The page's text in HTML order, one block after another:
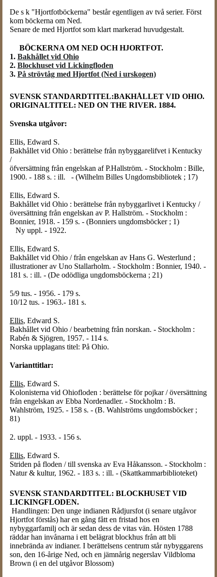
De s k "Hjortfotböckerna" består egentligen av två serier. Först
kom böckerna om Ned.
Senare de med Hjortfot som klart markerad huvudgestalt.
BÖCKERNA OM NED OCH HJORTFOT.
1. Bakhållet vid Ohio
2. Blockhuset vid Lickingfloden
3. På strövtåg med Hjortfot (Ned i urskogen)
SVENSK STANDARDTITEL:BAKHÅLLET VID OHIO.
ORIGINALTITEL: NED ON THE RIVER. 1884.
Svenska utgåvor:
Ellis, Edward S.
Bakhållet vid Ohio : berättelse från nybyggarelifvet i Kentucky
/
öfversättning från engelskan af P.Hallström. - Stockholm : Bille,
1900. - 188 s. : ill. - (Wilhelm Billes Ungdomsbibliotek ; 17)
Ellis, Edward S.
Bakhållet vid Ohio : berättelse från nybyggarlivet i Kentucky /
översättning från engelskan av P. Hallström. - Stockholm :
Bonnier, 1918. - 159 s. - (Bonniers ungdomsböcker ; 1)
Ny uppl. - 1922.
Ellis, Edward S.
Bakhållet vid Ohio / från engelskan av Hans G. Westerlund ;
illustrationer av Uno Stallarholm. - Stockholm : Bonnier, 1940. -
181 s. : ill. - (De odödliga ungdomsböckerna ; 21)
5/9 tus. - 1956. - 179 s.
10/12 tus. - 1963.- 181 s.
Ellis, Edward S.
Bakhållet vid Ohio / bearbetning från norskan. - Stockholm :
Rabén & Sjögren, 1957. - 114 s.
Norska upplagans titel: På Ohio.
Varianttitlar:
Ellis, Edward S.
Kolonisterna vid Ohiofloden : berättelse för pojkar / översättning
från engelskan av Ebba Nordenadler. - Stockholm : B.
Wahlström, 1925. - 158 s. - (B. Wahlströms ungdomsböcker ;
81)
2. uppl. - 1933. - 156 s.
Ellis, Edward S.
Striden på floden / till svenska av Eva Håkansson. - Stockholm :
Natur & kultur, 1962. - 183 s. : ill. - (Skattkammarbiblioteket)
SVENSK STANDARDTITEL: BLOCKHUSET VID
LICKINGFLODEN.
Handlingen: Den unge indianen Rådjursfot (i senare utgåvor
Hjortfot förstås) har en gång fått en fristad hos en
nybyggarfamilj och är sedan dess de vitas vän. Hösten 1788
räddar han invånarna i ett belägrat blockhus från att bli
innebrända av indianer. I berättelsens centrum står nybyggarens
son, den 16-årige Ned, och en jämnårig negerslav Vildbloma
Brown (i en del utgåvor Blossom)